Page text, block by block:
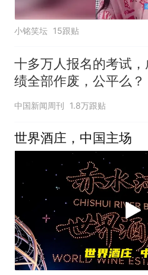
小铭笑坛 15跟贴
十多万人报名的考试，
绩全部作废，公平么？
中国新闻周刊 1.8万跟贴
世界酒庄，中国主场